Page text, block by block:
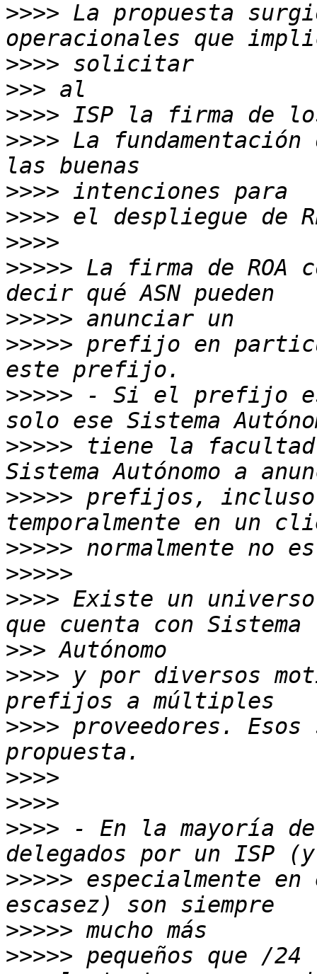
>>>> La propuesta
>>>>
>>>
>>>>
>>>> La
>>>>
>>>>
>>>>
>>>>> La firma de ROA
>>>>>
>>>>> prefijo en
>>>>> - Si el prefijo es
>>>>> tiene la
>>>>> prefijos, incluso
>>>>>
>>>>>
>>>> Existe un
>>>
>>>> y por diversos
>>>> proveedores.
>>>>
>>>>
>>>> - En la mayoría
>>>>> especialmente en
>>>>>
>>>>> pequeños que /